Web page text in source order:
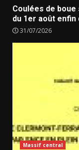
Coulées de
du 1er août
31/07/2026
Massif central